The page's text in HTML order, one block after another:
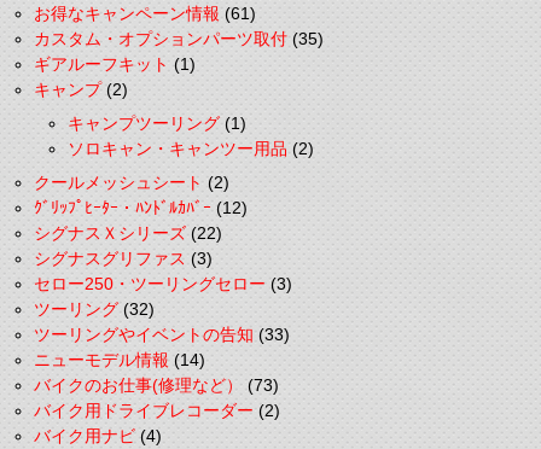
お得なキャンペーン情報(61)
カスタム・オプションパーツ取付(35)
ギアルーフキット(1)
キャンプ(2)
キャンプツーリング(1)
ソロキャン・キャンツー用品(2)
クールメッシュシート(2)
ｸﾞﾘｯﾌﾟﾋｰﾀｰ・ﾊﾝﾄﾞﾙｶﾊﾞｰ(12)
シグナスＸシリーズ(22)
シグナスグリファス(3)
セロー250・ツーリングセロー(3)
ツーリング(32)
ツーリングやイベントの告知(33)
ニューモデル情報(14)
バイクのお仕事(修理など）(73)
バイク用ドライブレコーダー(2)
バイク用ナビ(4)